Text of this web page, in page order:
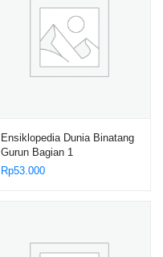
Ensiklopedia Dunia Binatang
Gurun Bagian 1
Rp53.000